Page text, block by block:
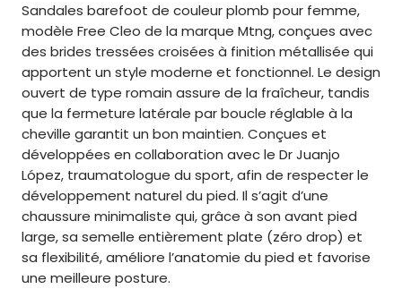
Sandales barefoot de couleur plomb pour femme,
modèle Free Cleo de la marque Mtng, conçues avec
des brides tressées croisées à finition métallisée qui
apportent un style moderne et fonctionnel. Le design
ouvert de type romain assure de la fraîcheur, tandis
que la fermeture latérale par boucle réglable à la
cheville garantit un bon maintien. Conçues et
développées en collaboration avec le Dr Juanjo
López, traumatologue du sport, afin de respecter le
développement naturel du pied. Il s’agit d’une
chaussure minimaliste qui, grâce à son avant pied
large, sa semelle entièrement plate (zéro drop) et
sa flexibilité, améliore l’anatomie du pied et favorise
une meilleure posture.